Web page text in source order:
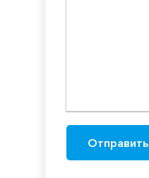
Отправить